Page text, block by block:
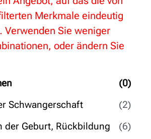
(0)
Schwangerschaft
(2)
der Geburt, Rückbildung
(6)
Merkmale eindeutig
Verwenden Sie weniger
oder ändern Sie